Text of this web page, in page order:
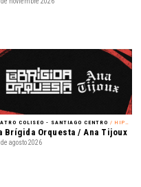
COLISEO - SANTIAGO CENTRO / HIP-HOP
Brígida Orquesta / Ana Tijoux
agosto 2026